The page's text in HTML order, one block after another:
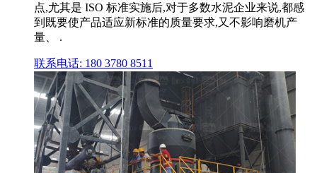
点,尤其是 ISO 标准实施后,对于多数水泥企业来说,都感
到既要使产品适应新标准的质量要求,又不影响磨机产
量、 .
联系电话: 180 3780 8511